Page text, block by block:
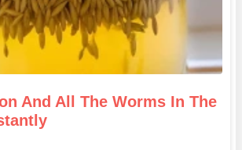
And All The Worms In The